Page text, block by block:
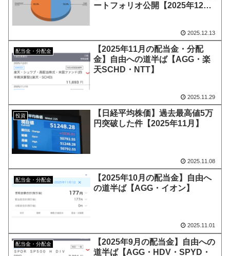
ートフォリオ公開【2025年12
2025.12.13
配当金・分配金
【2025年11月の配当金・分配
金】自由への道半ば【AGG・楽
天SCHD・NTT】
2025.11.29
投資
【日経平均株価】過去最高値5万
円突破した件【2025年11月】
2025.11.08
配当金・分配金
【2025年10月の配当金】自由へ
の道半ば【AGG・イオン】
2025.11.01
配当金・分配金
【2025年9月の配当金】自由への
道半ば【AGG・HDV・SPYD・